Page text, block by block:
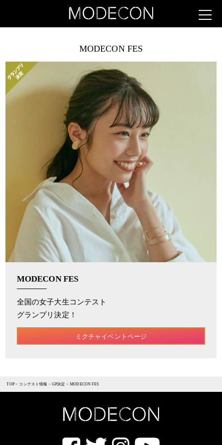
MODECON FES
MODECON FES
全国の女子大生コンテスト
グランプリ決定！
ミクチャイベントページ
TOP> コンテスト情報 >GP決定 >MODECON FES